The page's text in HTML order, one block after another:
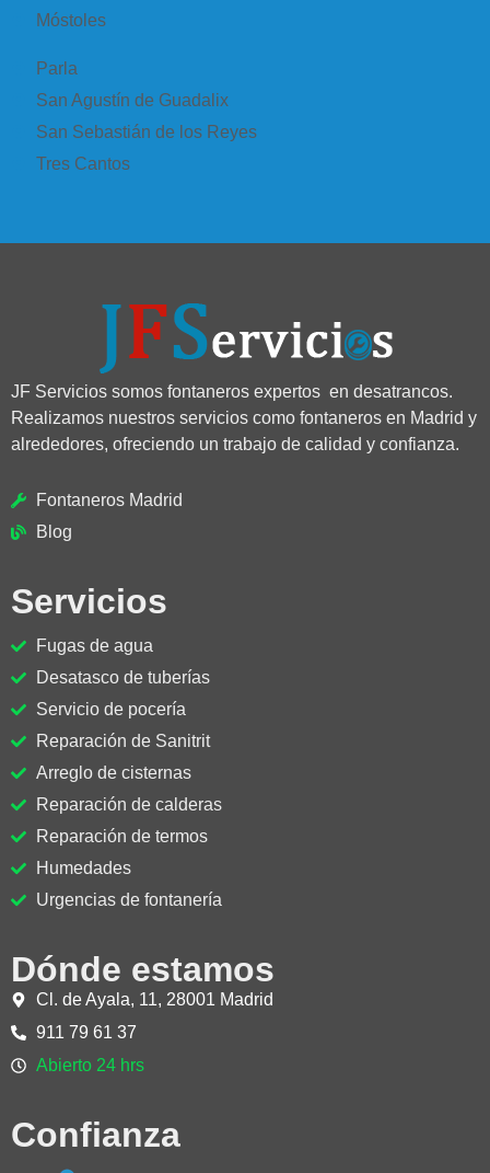
Móstoles
Parla
San Agustín de Guadalix
San Sebastián de los Reyes
Tres Cantos
JF Servicios somos fontaneros expertos en desatrancos.
Realizamos nuestros servicios como fontaneros en Madrid y
alrededores, ofreciendo un trabajo de calidad y confianza.
Fontaneros Madrid
Blog
Servicios
Fugas de agua
Desatasco de tuberías
Servicio de pocería
Reparación de Sanitrit
Arreglo de cisternas
Reparación de calderas
Reparación de termos
Humedades
Urgencias de fontanería
Dónde estamos
Cl. de Ayala, 11, 28001 Madrid
911 79 61 37
Abierto 24 hrs
Confianza